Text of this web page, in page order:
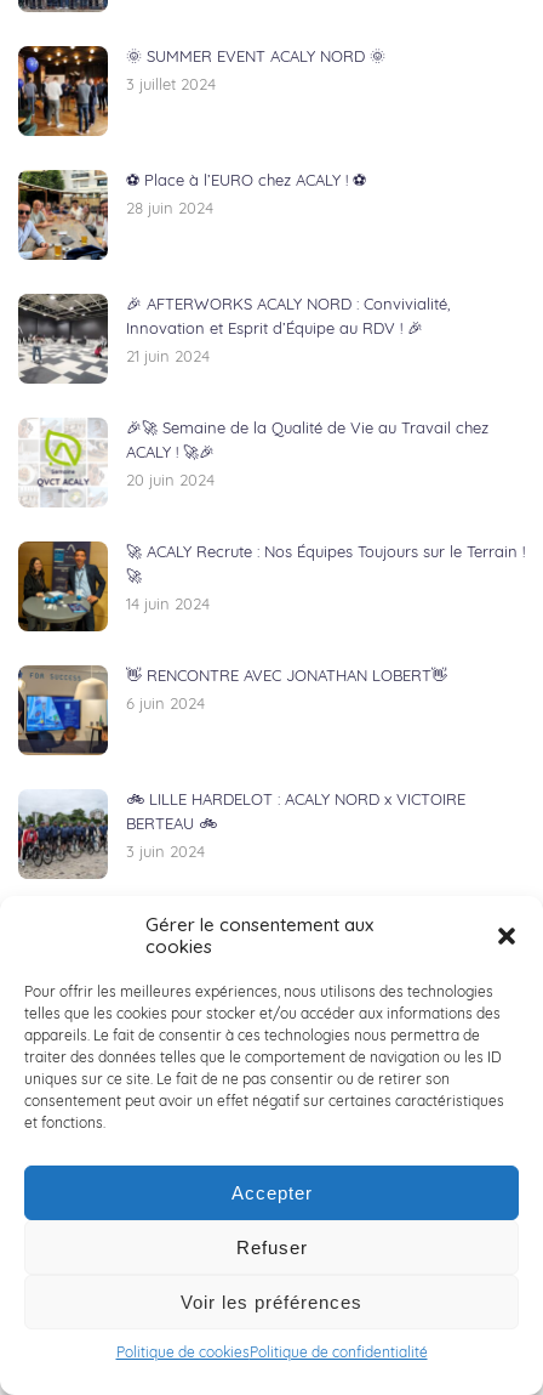
Gérer le consentement aux
cookies
Pour offrir les meilleures expériences, nous utilisons des technologies
telles que les cookies pour stocker et/ou accéder aux informations des
appareils. Le fait de consentir à ces technologies nous permettra de
traiter des données telles que le comportement de navigation ou les ID
uniques sur ce site. Le fait de ne pas consentir ou de retirer son
consentement peut avoir un effet négatif sur certaines caractéristiques
et fonctions.
Accepter
Refuser
Voir les préférences
Politique de cookiesPolitique de confidentialité
🌞 SUMMER EVENT ACALY NORD 🌞
3 juillet 2024
⚽ Place à l’EURO chez ACALY ! ⚽
28 juin 2024
🎉 AFTERWORKS ACALY NORD : Convivialité,
Innovation et Esprit d’Équipe au RDV ! 🎉
21 juin 2024
🎉🚀 Semaine de la Qualité de Vie au Travail chez
ACALY ! 🚀🎉
20 juin 2024
🚀 ACALY Recrute : Nos Équipes Toujours sur le Terrain !
🚀
14 juin 2024
👋 RENCONTRE AVEC JONATHAN LOBERT👋
6 juin 2024
🚲 LILLE HARDELOT : ACALY NORD x VICTOIRE
BERTEAU 🚲
3 juin 2024
🏀 ACALY DAYS 2024 : seconde édition ! 🏀
30 mai 2024
👔 COLLECTE DE VETEMENTS POUR LA CRAVATE
SOLIDAIRE 👔
29 mai 2024
23 mai 2024
✨🌍 Une expérience humaine inoubliable partagée
22 mai 2024